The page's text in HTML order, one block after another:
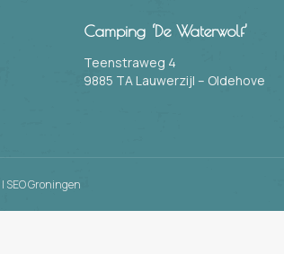
Camping ‘De Waterwolf’
Teenstraweg 4
9885 TA Lauwerzijl – Oldehove
| SEO Groningen